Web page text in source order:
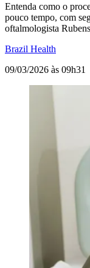
Entenda como o
pouco tempo, com
oftalmologista
Brazil Health
09/03/2026 às 09h31